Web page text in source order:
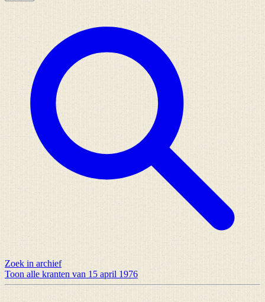
Zoek in archief
Toon alle kranten van 15 april 1976